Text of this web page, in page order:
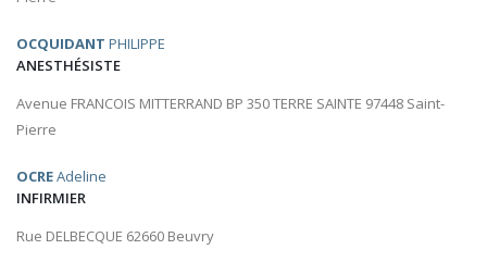
OCQUIDANT PHILIPPE
ANESTHÉSISTE
Avenue FRANCOIS MITTERRAND BP 350 TERRE SAINTE 97448 Saint-
Pierre
OCREAdeline
INFIRMIER
Rue DELBECQUE 62660 Beuvry